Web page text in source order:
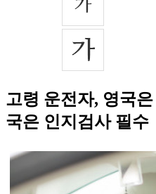
고령 운전자, 영국
국은 인지검사 필수